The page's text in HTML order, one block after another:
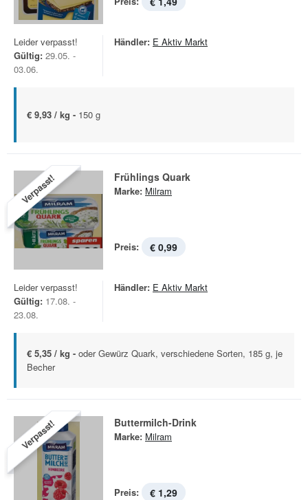
Leider verpasst!
Gültig: 29.05. -
03.06.
Händler: E Aktiv Markt
€ 9,93 / kg - 150 g
Verpasst! Frühlings Quark
Marke: Milram
Preis: € 0,99
Leider verpasst!
Gültig: 17.08. -
23.08.
Händler: E Aktiv Markt
€ 5,35 / kg - oder Gewürz Quark, verschiedene Sorten, 185 g, je
Becher
Verpasst! Buttermilch-Drink
Marke: Milram
Preis: € 1,29